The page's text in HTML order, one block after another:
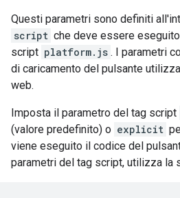
Questi parametri sono definiti
script che deve essere
script platform.js . I parametri
di caricamento del pulsante
web.
Imposta il parametro del tag script
(valore predefinito) o explicit
viene eseguito il codice del
parametri del tag script, utilizza la